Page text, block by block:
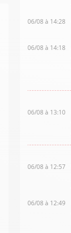
06/08 à 14:28
06/08 à 14:18
06/08 à 13:10
06/08 à 12:57
06/08 à 12:49